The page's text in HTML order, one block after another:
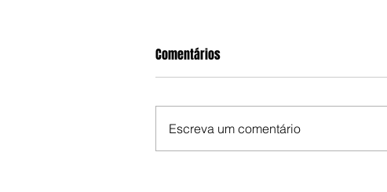
Comentários
Escreva um comentário